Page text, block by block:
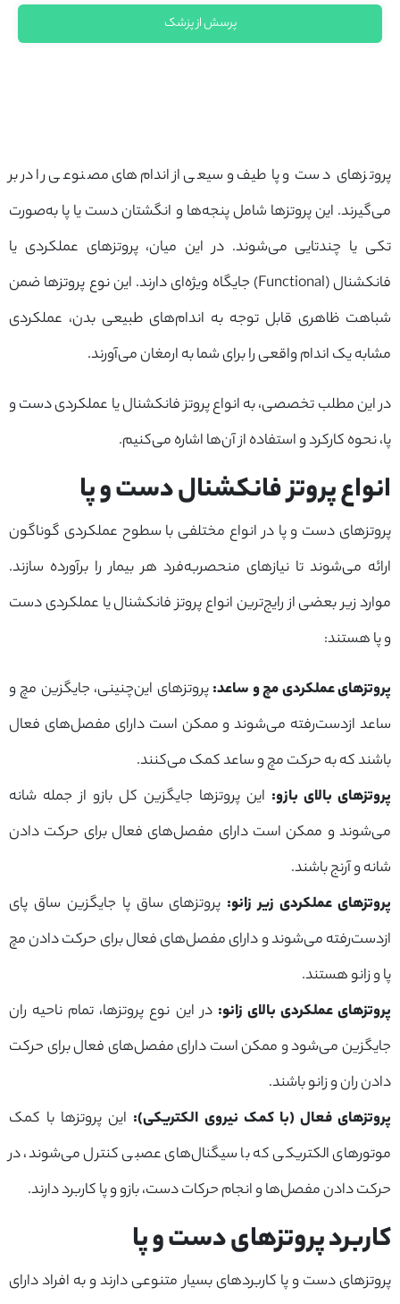
پرسش از پزشک
پروتزهای دست و پا طیف وسیعی از اندام‌های مصنوعی را در بر
می‌گیرند. این پروتزها شامل پنجه‌ها و انگشتان دست یا پا به‌صورت
تکی یا چندتایی می‌شوند. در این میان، پروتزهای عملکردی یا
فانکشنال (Functional) جایگاه ویژه‌ای دارند. این نوع پروتزها ضمن
شباهت ظاهری قابل توجه به اندام‌های طبیعی بدن، عملکردی
مشابه یک اندام واقعی را برای شما به ارمغان می‌آورند.
در این مطلب تخصصی، به انواع پروتز فانکشنال یا عملکردی دست و
پا، نحوه کارکرد و استفاده از آن‌ها اشاره می‌کنیم.
انواع پروتز فانکشنال دست و پا
پروتزهای دست و پا در انواع مختلفی با سطوح عملکردی گوناگون
ارائه می‌شوند تا نیازهای منحصربه‌فرد هر بیمار را برآورده سازند.
موارد زیر بعضی از رایج‌ترین انواع پروتز فانکشنال یا عملکردی دست
و پا هستند:
پروتزهای عملکردی مچ و ساعد:پروتزهای این‌چنینی، جایگزین مچ و
ساعد ازدست‌رفته می‌شوند و ممکن است دارای مفصل‌های فعال
باشند که به حرکت مچ و ساعد کمک می‌کنند.
پروتزهای بالای بازو: این پروتزها جایگزین کل بازو از جمله شانه
می‌شوند و ممکن است دارای مفصل‌های فعال برای حرکت دادن
شانه و آرنج باشند.
پروتزهای عملکردی زیر زانو: پروتزهای ساق پا جایگزین ساق پای
ازدست‌رفته می‌شوند و دارای مفصل‌های فعال برای حرکت دادن مچ
پا و زانو هستند.
پروتزهای عملکردی بالای زانو: در این نوع پروتزها، تمام ناحیه ران
جایگزین می‌شود و ممکن است دارای مفصل‌های فعال برای حرکت
دادن ران و زانو باشند.
پروتزهای فعال (با کمک نیروی الکتریکی): این پروتزها با کمک
موتورهای الکتریکی که با سیگنال‌های عصبی کنترل می‌شوند، در
حرکت دادن مفصل‌ها و انجام حرکات دست، بازو و پا کاربرد دارند.
کاربرد پروتزهای دست و پا
پروتزهای دست و پا کاربردهای بسیار متنوعی دارند و به افراد دارای